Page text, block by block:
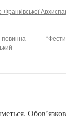
Франківської
повинна